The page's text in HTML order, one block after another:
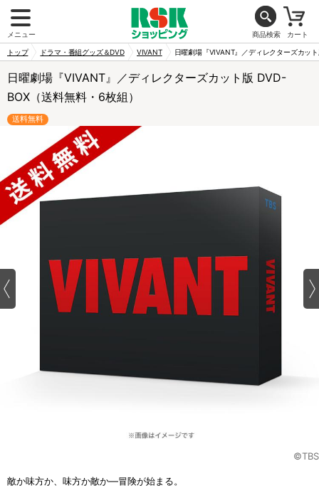
メニュー 商品検索 カート
トップ ドラマ・番組グッズ＆DVD VIVANT 日曜劇場『VIVANT』／ディレクターズカッ
日曜劇場『VIVANT』／ディレクターズカット版 DVD-
BOX（送料無料・6枚組）
送料無料
©TBS
敵か味方か、味方か敵か―冒険が始まる。